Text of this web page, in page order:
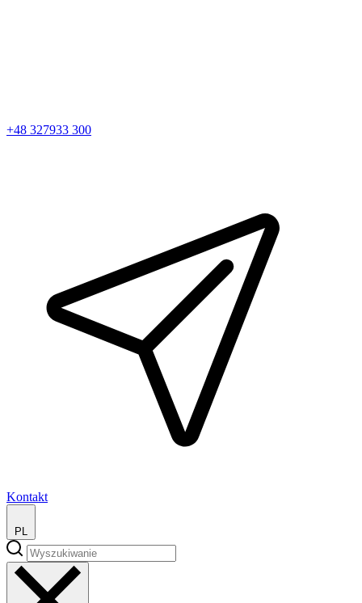
+48 327933 300
Kontakt
PL